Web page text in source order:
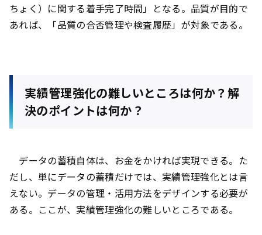
ちょく）に関する着手完了時間」となる。品質が目的で
あれば、「品質の合否管理や検査履歴」が対象である。
実績管理強化の難しいところは何か？解
決のポイントは何か？
データの蓄積自体は、お金をかければ実現できる。た
だし、単にデータの蓄積だけでは、実績管理強化とは言
えない。データの管理・活用方法をデザインする必要が
ある。ここが、実績管理強化の難しいところである。